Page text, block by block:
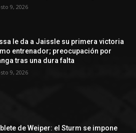
9, 2026
le da a Jaissle su primera victoria
entrenador; preocupación por
tras una dura falta
9, 2026
de Weiper: el Sturm se impone